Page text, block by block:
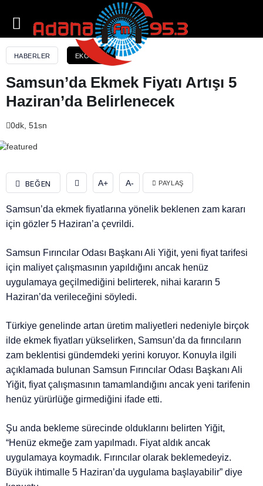
HABERLER EKONOMI
Samsun’da Ekmek Fiyatı Artışı 5
Haziran’da Belirlenecek
0dk, 51sn
BEĞEN A+ A- PAYLAŞ
Samsun’da ekmek fiyatlarına yönelik beklenen zam kararı
için gözler 5 Haziran’a çevrildi.
Samsun Fırıncılar Odası Başkanı Ali Yiğit, yeni fiyat tarifesi
için maliyet çalışmasının yapıldığını ancak henüz
uygulamaya geçilmediğini belirterek, nihai kararın 5
Haziran’da verileceğini söyledi.
Türkiye genelinde artan üretim maliyetleri nedeniyle birçok
ilde ekmek fiyatları yükselirken, Samsun’da da fırıncıların
zam beklentisi gündemdeki yerini koruyor. Konuyla ilgili
açıklamada bulunan Samsun Fırıncılar Odası Başkanı Ali
Yiğit, fiyat çalışmasının tamamlandığını ancak yeni tarifenin
henüz yürürlüğe girmediğini ifade etti.
Şu anda bekleme sürecinde olduklarını belirten Yiğit,
“Henüz ekmeğe zam yapılmadı. Fiyat aldık ancak
uygulamaya koymadık. Fırıncılar olarak beklemedeyiz.
Büyük ihtimalle 5 Haziran’da uygulama başlayabilir” diye
Samsun’da Ekmek Fiyatı Artışı 5 Haziran’da
Belirlenecek